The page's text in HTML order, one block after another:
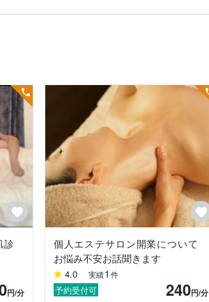
ハウを少しでもお役に立てる事ができれ
背景を知る事で体の悩み・健康・ダイエ
診
円/分
個人エステサロン開業について
お悩み不安お話聞きます
4.0 実績1 件
予約受付可 240円/分